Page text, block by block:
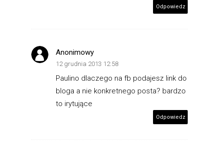
Odpowiedz
Anonimowy
12 grudnia 2013 12:58
Paulino dlaczego na fb podajesz link do
bloga a nie konkretnego posta? bardzo
to irytujące
Odpowiedz